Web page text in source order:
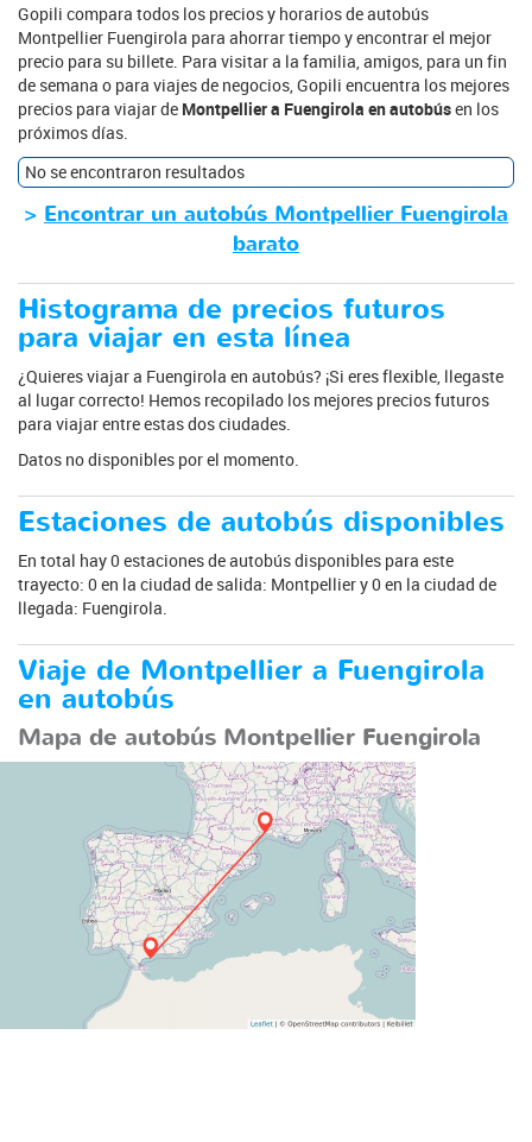
Gopili compara todos los precios y horarios de autobús
Montpellier Fuengirola para ahorrar tiempo y encontrar el mejor
precio para su billete. Para visitar a la familia, amigos, para un fin
de semana o para viajes de negocios, Gopili encuentra los mejores
precios para viajar de Montpellier a Fuengirola en autobúsen los
próximos días.
No se encontraron resultados
> Encontrar un autobús Montpellier Fuengirola
barato
Histograma de precios futuros
para viajar en esta línea
¿Quieres viajar a Fuengirola en autobús? ¡Si eres flexible, llegaste
al lugar correcto! Hemos recopilado los mejores precios futuros
para viajar entre estas dos ciudades.
Datos no disponibles por el momento.
Estaciones de autobús disponibles
En total hay 0 estaciones de autobús disponibles para este
trayecto: 0 en la ciudad de salida: Montpellier y 0 en la ciudad de
llegada: Fuengirola.
Viaje de Montpellier a Fuengirola
en autobús
Mapa de autobús Montpellier Fuengirola